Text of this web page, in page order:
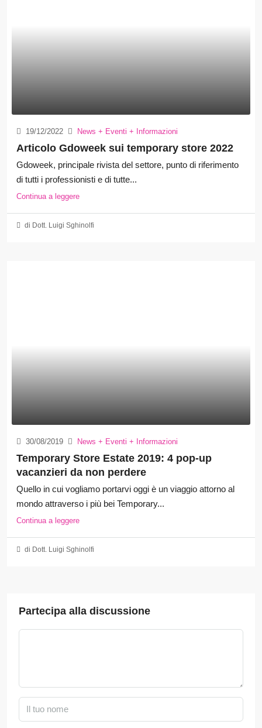
19/12/2022 News + Eventi + Informazioni
Articolo Gdoweek sui temporary store 2022
Gdoweek, principale rivista del settore, punto di riferimento
di tutti i professionisti e di tutte...
Continua a leggere
di Dott. Luigi Sghinolfi
30/08/2019 News + Eventi + Informazioni
Temporary Store Estate 2019: 4 pop-up
vacanzieri da non perdere
Quello in cui vogliamo portarvi oggi è un viaggio attorno al
mondo attraverso i più bei Temporary...
Continua a leggere
di Dott. Luigi Sghinolfi
Partecipa alla discussione